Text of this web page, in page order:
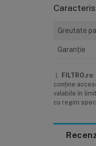
Greutate
Garanţie
FILTRO.ro
conţine
valabile în
cu regim